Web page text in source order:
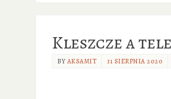
Kleszcze a
BYAKSAMIT 31 SIERPNIA 2020